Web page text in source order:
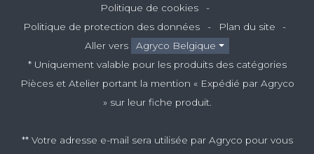
Politique de cookies
Politique de protection des données
Plan du site
Aller vers
Agryco Belgique
* Uniquement valable pour les produits des catégories
Pièces et Atelier portant la mention « Expédié par Agryco
» sur leur fiche produit.
** Votre adresse e-mail sera utilisée par Agryco pour vous